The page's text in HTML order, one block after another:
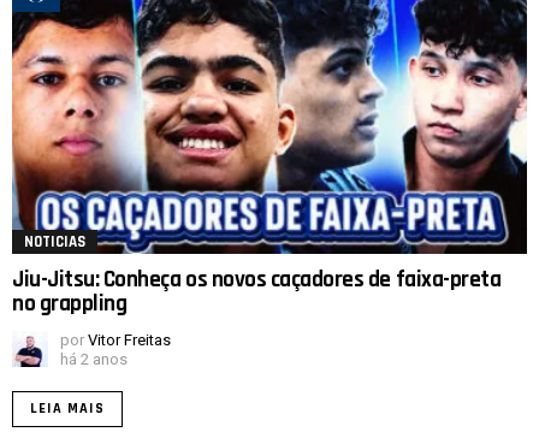
NOTICIAS
Jiu-Jitsu: Conheça os novos caçadores de faixa-preta
no grappling
por Vitor Freitas
há 2 anos
LEIA MAIS